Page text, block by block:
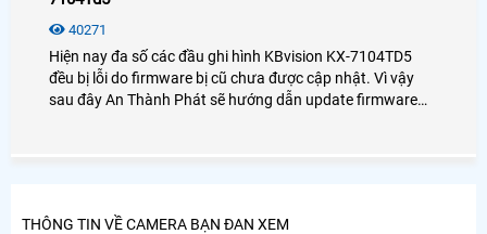
40271
Hiện nay đa số các đầu ghi hình KBvision KX-7104TD5
đều bị lỗi do firmware bị cũ chưa được cập nhật. Vì vậy
sau đây An Thành Phát sẽ hướng dẫn update firmware
THÔNG TIN VỀ CAMERA BẠN ĐAN XEM